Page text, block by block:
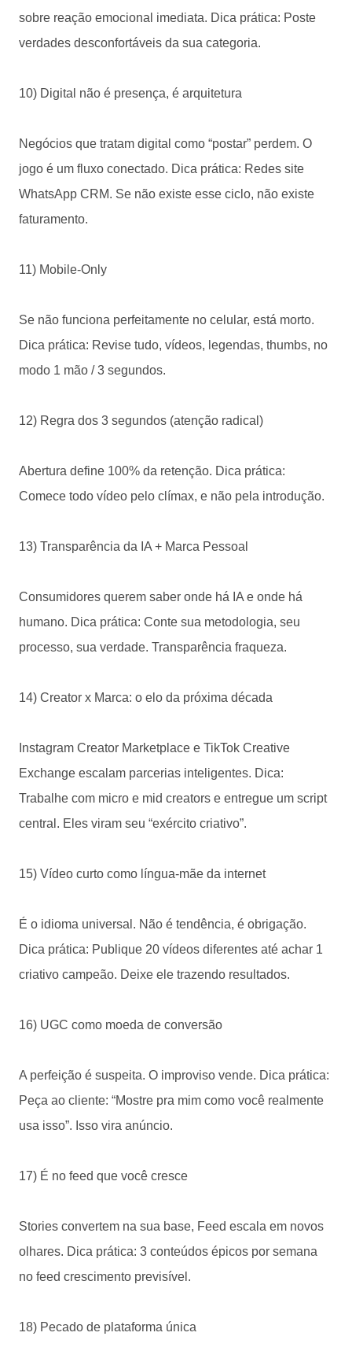
sobre reação emocional imediata. Dica prática: Poste
verdades desconfortáveis da sua categoria.
10) Digital não é presença, é arquitetura
Negócios que tratam digital como “postar” perdem. O
jogo é um fluxo conectado. Dica prática: Redes site
WhatsApp CRM. Se não existe esse ciclo, não existe
faturamento.
11) Mobile-Only
Se não funciona perfeitamente no celular, está morto.
Dica prática: Revise tudo, vídeos, legendas, thumbs, no
modo 1 mão / 3 segundos.
12) Regra dos 3 segundos (atenção radical)
Abertura define 100% da retenção. Dica prática:
Comece todo vídeo pelo clímax, e não pela introdução.
13) Transparência da IA + Marca Pessoal
Consumidores querem saber onde há IA e onde há
humano. Dica prática: Conte sua metodologia, seu
processo, sua verdade. Transparência fraqueza.
14) Creator x Marca: o elo da próxima década
Instagram Creator Marketplace e TikTok Creative
Exchange escalam parcerias inteligentes. Dica:
Trabalhe com micro e mid creators e entregue um script
central. Eles viram seu “exército criativo”.
15) Vídeo curto como língua-mãe da internet
É o idioma universal. Não é tendência, é obrigação.
Dica prática: Publique 20 vídeos diferentes até achar 1
criativo campeão. Deixe ele trazendo resultados.
16) UGC como moeda de conversão
A perfeição é suspeita. O improviso vende. Dica prática:
Peça ao cliente: “Mostre pra mim como você realmente
usa isso”. Isso vira anúncio.
17) É no feed que você cresce
Stories convertem na sua base, Feed escala em novos
olhares. Dica prática: 3 conteúdos épicos por semana
no feed crescimento previsível.
18) Pecado de plataforma única